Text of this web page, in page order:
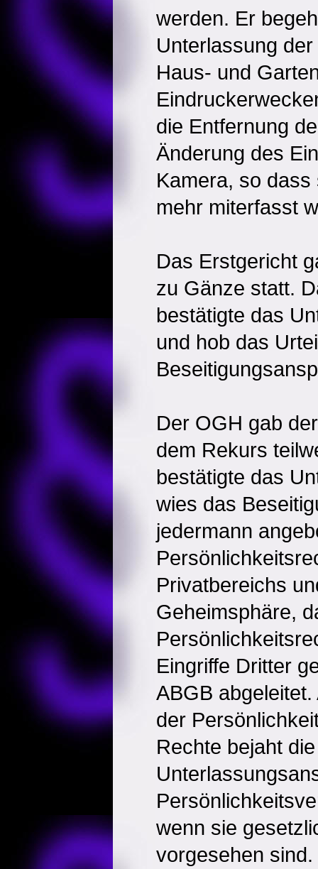
werden. Er
Unterlassung
Haus- und
die Entfernung
Änderung des
Kamera, so
mehr miterfasst
Das Erstgericht
zu Gänze statt.
bestätigte das
und hob das
Der OGH gab
dem Rekurs
bestätigte das
wies das
jedermann
Privatbereichs
Geheimsphäre,
Eingriffe Dritter
ABGB
der
Rechte bejaht
wenn sie
vorgesehen